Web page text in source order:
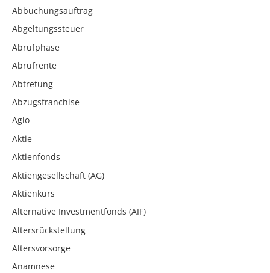
Abbuchungsauftrag
Abgeltungssteuer
Abrufphase
Abrufrente
Abtretung
Abzugsfranchise
Agio
Aktie
Aktienfonds
Aktiengesellschaft (AG)
Aktienkurs
Alternative Investmentfonds (AIF)
Altersrückstellung
Altersvorsorge
Anamnese